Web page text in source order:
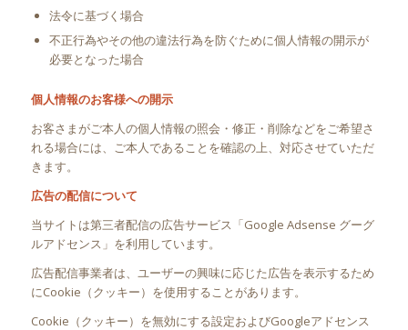
法令に基づく場合
不正行為やその他の違法行為を防ぐために個人情報の開示が
必要となった場合
個人情報のお客様への開示
お客さまがご本人の個人情報の照会・修正・削除などをご希望さ
れる場合には、ご本人であることを確認の上、対応させていただ
きます。
広告の配信について
当サイトは第三者配信の広告サービス「Google Adsense グーグ
ルアドセンス」を利用しています。
広告配信事業者は、ユーザーの興味に応じた広告を表示するため
にCookie（クッキー）を使用することがあります。
Cookie（クッキー）を無効にする設定およびGoogleアドセンス